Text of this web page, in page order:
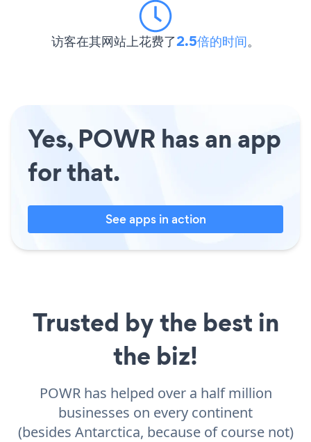
访客在其网站上花费了2.5倍的时间。
Yes, POWR has an app
for that.
See apps in action
Trusted by the best in
the biz!
POWR has helped over a half million
businesses on every continent
(besides Antarctica, because of course not)